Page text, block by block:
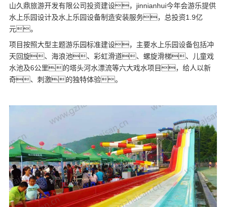
山久鼎旅游开发有限公司投资建设，jinnianhui今年会游乐提供
水上乐园设计及水上乐园设备制造安装服务，总投资1.9亿
元。
项目按照大型主题游乐园标准建设，主要水上乐园设备包括冲
天回旋、海浪池、彩虹滑道、螺旋滑梯、儿童戏
水池及6公里的塔头河水漂流等六大戏水项目，给人以新
奇、刺激的独特体验。